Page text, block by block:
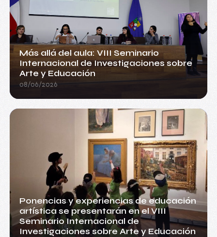
Más allá del aula: VIII Seminario
Internacional de Investigaciones sobre
Arte y Educación
08/06/2026
Ponencias y experiencias de educación
artística se presentarán en el VIII
Seminario Internacional de
Investigaciones sobre Arte y Educación